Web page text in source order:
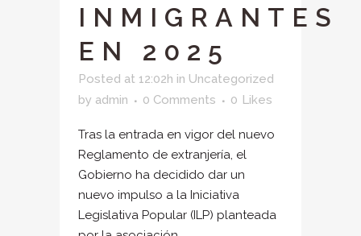
INMIGRANTES
EN 2025
Posted at 12:02h in Uncategorized
by admin 0 Comments 0 Likes
Tras la entrada en vigor del nuevo
Reglamento de extranjería, el
Gobierno ha decidido dar un
nuevo impulso a la Iniciativa
Legislativa Popular (ILP) planteada